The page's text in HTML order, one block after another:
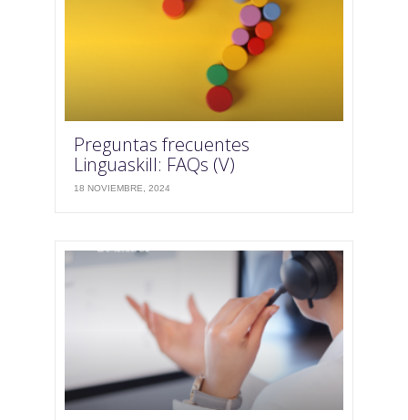
Preguntas frecuentes
Linguaskill: FAQs (V)
18 NOVIEMBRE, 2024